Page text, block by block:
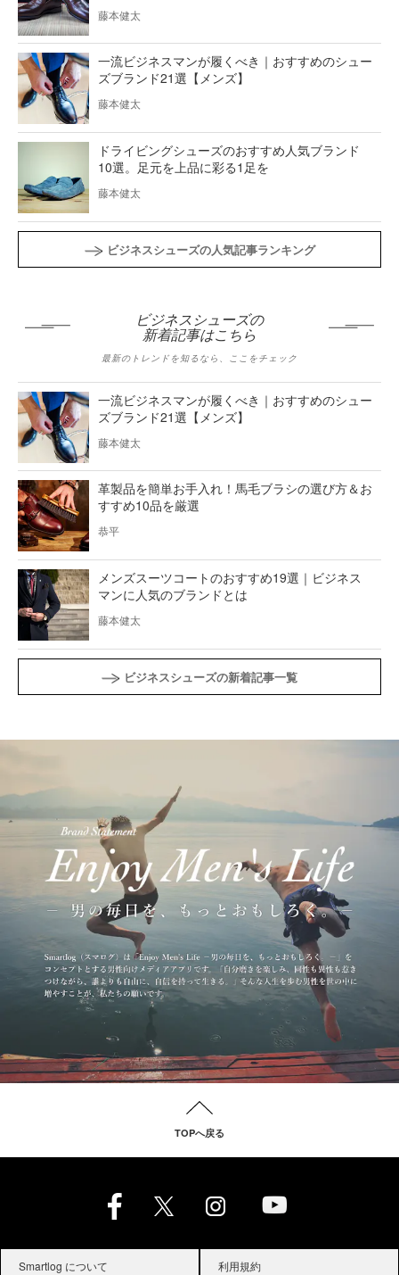
藤本健太
一流ビジネスマンが履くべき｜おすすめのシュー
ズブランド21選【メンズ】
藤本健太
ドライビングシューズのおすすめ人気ブランド
10選。足元を上品に彩る1足を
藤本健太
ビジネスシューズの人気記事ランキング
ビジネスシューズの
新着記事はこちら
最新のトレンドを知るなら、ここをチェック
一流ビジネスマンが履くべき｜おすすめのシュー
ズブランド21選【メンズ】
藤本健太
革製品を簡単お手入れ！馬毛ブラシの選び方＆お
すすめ10品を厳選
恭平
メンズスーツコートのおすすめ19選｜ビジネス
マンに人気のブランドとは
藤本健太
ビジネスシューズの新着記事一覧
TOPへ戻る
Smartlog について 利用規約